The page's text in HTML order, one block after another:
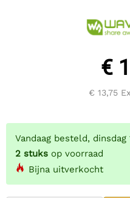
€
€ 13,75
Vandaag besteld, dinsdag
2 stuks op voorraad
Bijna uitverkocht